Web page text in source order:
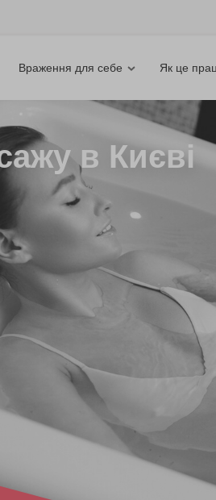
Враження для себе Як це
в Києві